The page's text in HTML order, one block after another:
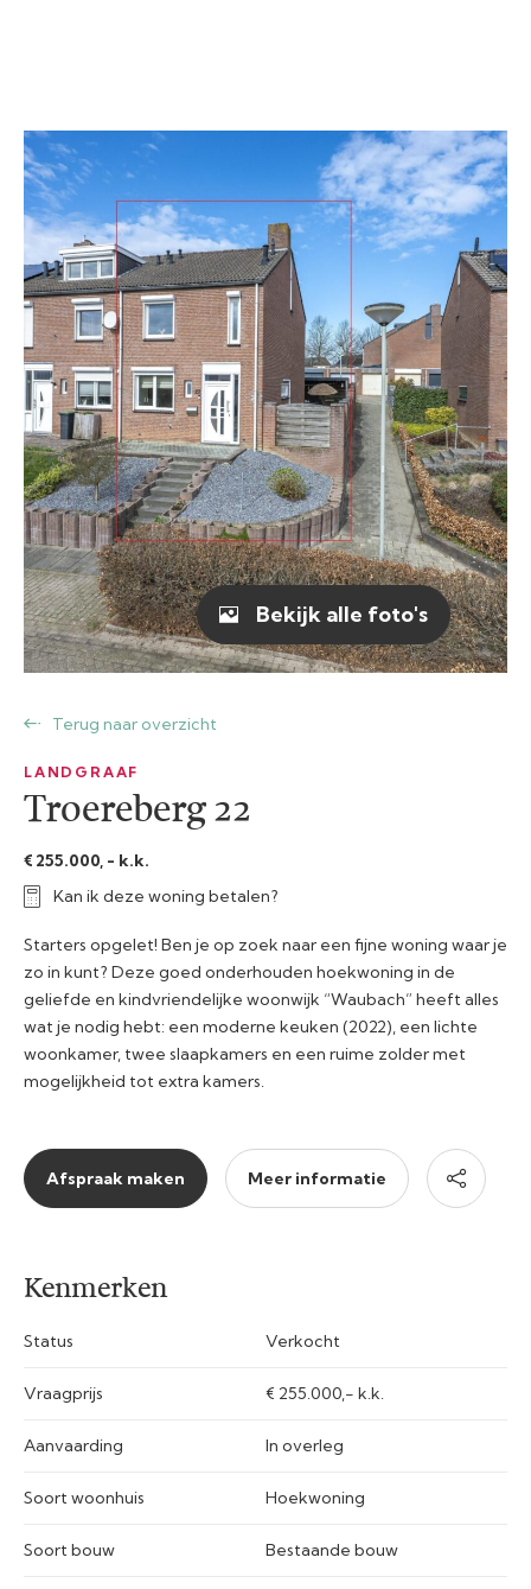
Terug naar overzicht
LANDGRAAF
Troereberg 22
€ 255.000, - k.k.
Kan ik deze woning betalen?
Starters opgelet! Ben je op zoek naar een fijne woning waar je
zo in kunt? Deze goed onderhouden hoekwoning in de
geliefde en kindvriendelijke woonwijk “Waubach” heeft alles
wat je nodig hebt: een moderne keuken (2022), een lichte
woonkamer, twee slaapkamers en een ruime zolder met
mogelijkheid tot extra kamers.
Afspraak maken Meer informatie
Bekijk alle foto's
Kenmerken
Status Verkocht
Vraagprijs € 255.000,- k.k.
Aanvaarding In overleg
Soort woonhuis Hoekwoning
Soort bouw Bestaande bouw